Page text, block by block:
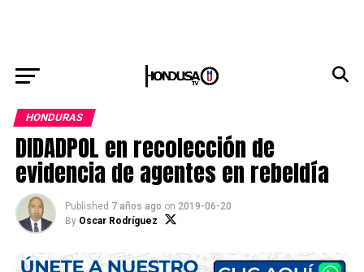
HONDURAS
DIDADPOL en recolección de
evidencia de agentes en rebeldía
Published 7 años ago on 2019-06-20
By Oscar Rodríguez